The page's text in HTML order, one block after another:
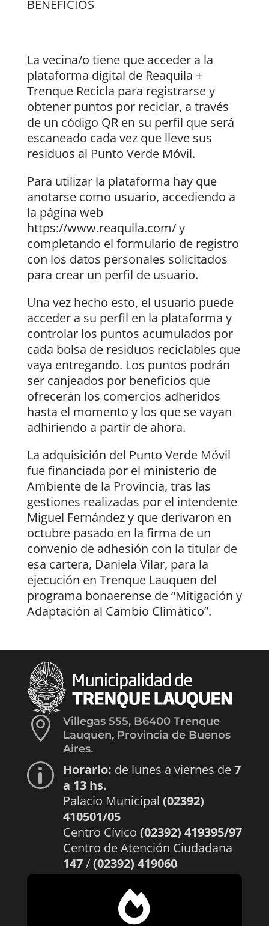
BENEFICIOS
La vecina/o tiene que acceder a la
plataforma digital de Reaquila +
Trenque Recicla para registrarse y
obtener puntos por reciclar, a través
de un código QR en su perfil que será
escaneado cada vez que lleve sus
residuos al Punto Verde Móvil.
Para utilizar la plataforma hay que
anotarse como usuario, accediendo a
la página web
https://www.reaquila.com/ y
completando el formulario de registro
con los datos personales solicitados
para crear un perfil de usuario.
Una vez hecho esto, el usuario puede
acceder a su perfil en la plataforma y
controlar los puntos acumulados por
cada bolsa de residuos reciclables que
vaya entregando. Los puntos podrán
ser canjeados por beneficios que
ofrecerán los comercios adheridos
hasta el momento y los que se vayan
adhiriendo a partir de ahora.
La adquisición del Punto Verde Móvil
fue financiada por el ministerio de
Ambiente de la Provincia, tras las
gestiones realizadas por el intendente
Miguel Fernández y que derivaron en
octubre pasado en la firma de un
convenio de adhesión con la titular de
esa cartera, Daniela Vilar, para la
ejecución en Trenque Lauquen del
programa bonaerense de “Mitigación y
Adaptación al Cambio Climático”.

Villegas 555, B6400 Trenque
Lauquen, Provincia de Buenos
Aires.
p Horario: de lunes a viernes de7
a 13 hs.
Palacio Municipal (02392)
410501/05
Centro Cívico (02392) 419395/97
Centro de Atención Ciudadana
147/(02392) 419060
